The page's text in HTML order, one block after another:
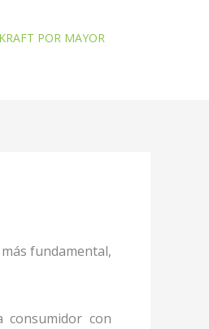
POR MAYOR
fundamental,
consumidor con